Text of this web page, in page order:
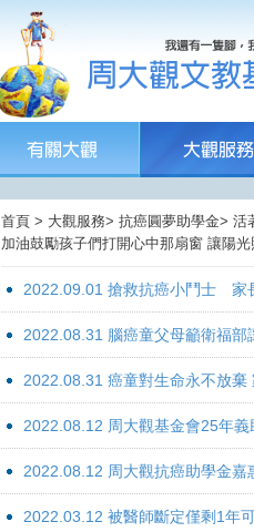
首頁 > 大觀服務> 抗癌圓夢助學金>
加油鼓勵孩子們打開心中那扇窗 讓陽
2022.09.01 搶救抗癌小鬥士 家
2022.08.31 腦癌童父母籲衛福
2022.08.31 癌童對生命永不放
2022.08.12 周大觀基金會25年
2022.08.12 周大觀抗癌助學金嘉
2022.03.12 被醫師斷定僅剩1年